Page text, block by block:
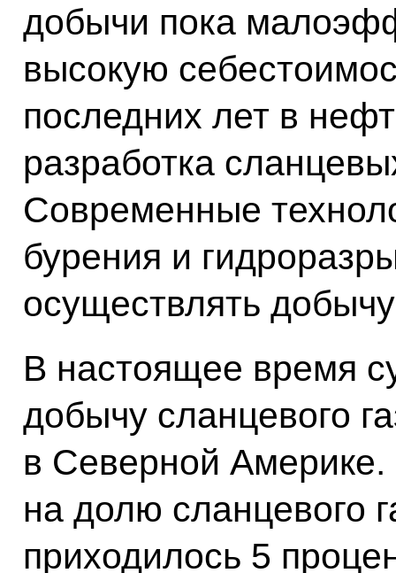
добычи пока
высокую
последних лет в
разработка
Современные
бурения и
осуществлять
В настоящее время
добычу сланцевого
в Северной
на долю сланцевого
приходилось 5